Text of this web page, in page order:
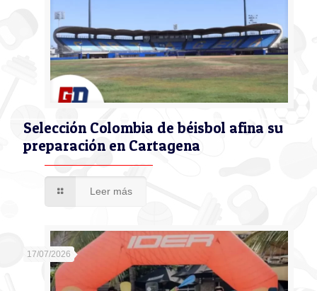
Selección Colombia de béisbol afina su
preparación en Cartagena
Leer más
17/07/2026